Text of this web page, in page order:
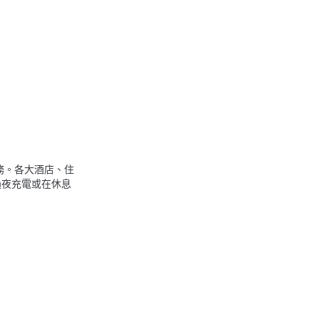
。各大酒店、住
充電或在休息